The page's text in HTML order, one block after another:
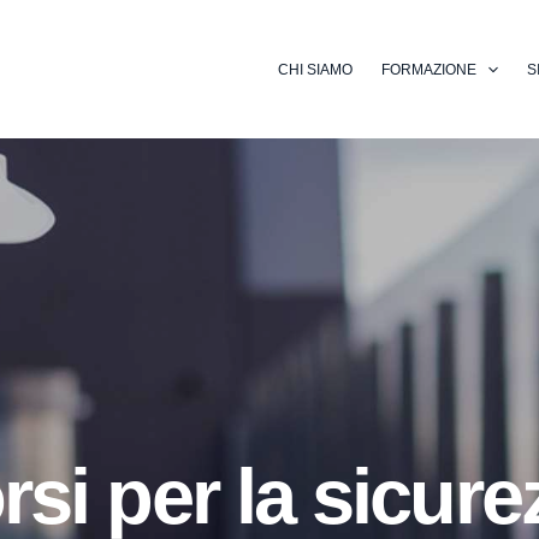
CHI SIAMO FORMAZIONE
per la